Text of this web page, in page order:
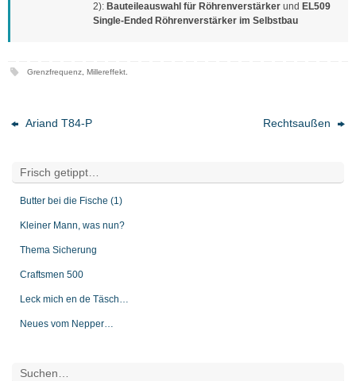
2): Bauteileauswahl für Röhrenverstärker und EL509
Single-Ended Röhrenverstärker im Selbstbau
Grenzfrequenz, Millereffekt.
Ariand T84-P Rechtsaußen
Frisch getippt…
Butter bei die Fische (1)
Kleiner Mann, was nun?
Thema Sicherung
Craftsmen 500
Leck mich en de Täsch…
Neues vom Nepper…
Suchen…